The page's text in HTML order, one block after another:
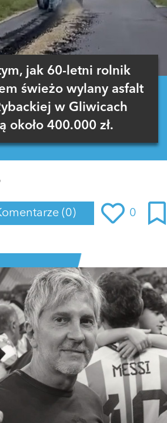
jak 60-letni rolnik
świeżo wylany asfalt
w Gliwicach
około 400.000 zł.
(0) 0